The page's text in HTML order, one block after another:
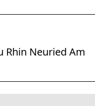
Rhin Neuried Am